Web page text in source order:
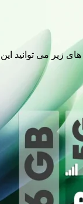
زیر می توانید